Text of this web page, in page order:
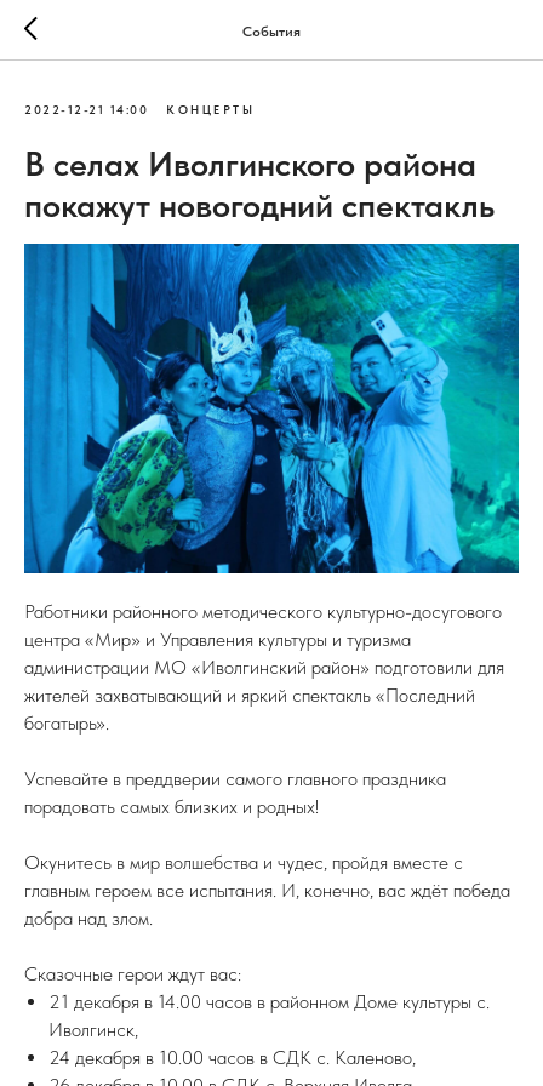
События
2022-12-21 14:00 КОНЦЕРТЫ
В селах Иволгинского района
покажут новогодний спектакль
Работники районного методического культурно-досугового
центра «Мир» и Управления культуры и туризма
администрации МО «Иволгинский район» подготовили для
жителей захватывающий и яркий спектакль «Последний
богатырь».
Успевайте в преддверии самого главного праздника
порадовать самых близких и родных!
Окунитесь в мир волшебства и чудес, пройдя вместе с
главным героем все испытания. И, конечно, вас ждёт победа
добра над злом.
Сказочные герои ждут вас:
21 декабря в 14.00 часов в районном Доме культуры с.
Иволгинск,
24 декабря в 10.00 часов в СДК с. Каленово,